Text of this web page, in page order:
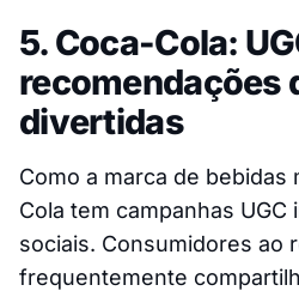
5. Coca-Cola:
recomendações
divertidas
Como a marca de bebidas
Cola tem campanhas
sociais. Consumidores ao
frequentemente